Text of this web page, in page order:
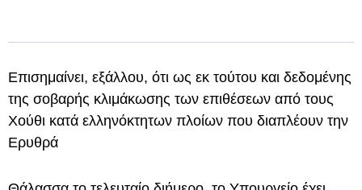
Επισημαίνει, εξάλλου, ότι ως εκ τούτου και δεδομένης
της σοβαρής κλιμάκωσης των επιθέσεων από τους
Χούθι κατά ελληνόκτητων πλοίων που διαπλέουν την
Ερυθρά